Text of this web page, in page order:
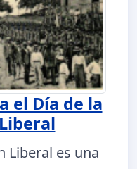
el Día de la
Liberal es una